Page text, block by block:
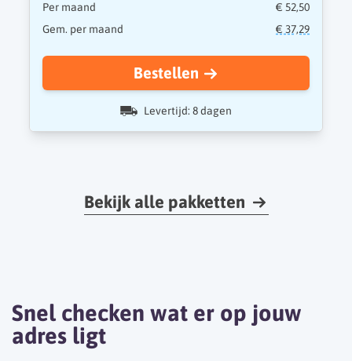
Per maand
€ 52,50
Gem. per maand
€ 37,29
Bestellen
Levertijd: 8 dagen
Bekijk alle pakketten
Snel checken wat er op jouw
adres ligt